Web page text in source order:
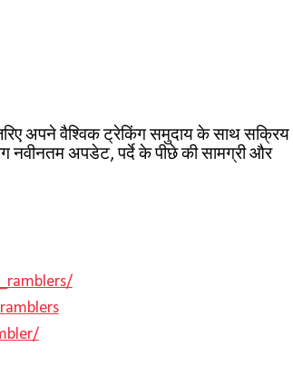
अपने वैश्विक ट्रेकिंग समुदाय के साथ सक्रिय
अपडेट, पर्दे के पीछे की सामग्री और